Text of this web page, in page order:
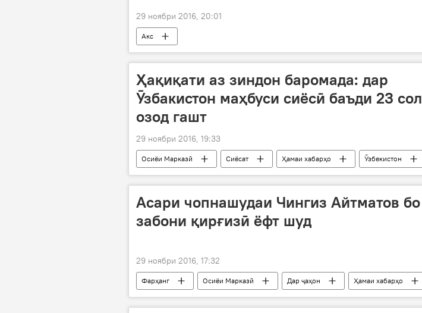
29 ноябри 2016, 20:01
Акс
Ҳақиқати аз зиндон баромада: дар
Ӯзбакистон маҳбуси сиёсӣ баъди 23 сол
озод гашт
29 ноябри 2016, 19:33
Осиёи Марказӣ Сиёсат Ҳамаи хабарҳо Ӯзбекистон
озодӣ аз зиндон
маҳбуси сиёсӣ
Асари чопнашудаи Чингиз Айтматов бо
забони қирғизӣ ёфт шуд
29 ноябри 2016, 17:32
Фарҳанг Осиёи Марказӣ Дар ҷаҳон Ҳамаи хабарҳо
Чингиз Айтматов
нашриёти нав асари "Най ва замин"